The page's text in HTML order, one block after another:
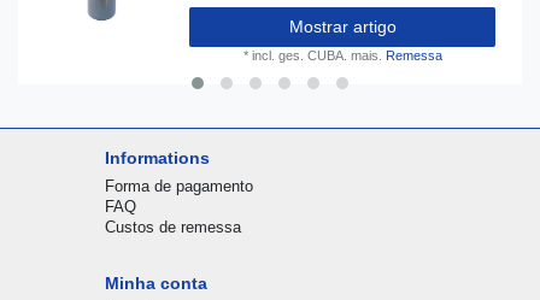
Mostrar artigo
* incl. ges. CUBA. mais. Remessa
Informations
Forma de pagamento
FAQ
Custos de remessa
Minha conta